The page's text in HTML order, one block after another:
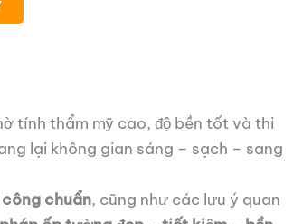
tính thẩm mỹ cao, độ bền tốt và thi
lại không gian sáng – sạch – sang
chuẩn, cũng như các lưu ý quan